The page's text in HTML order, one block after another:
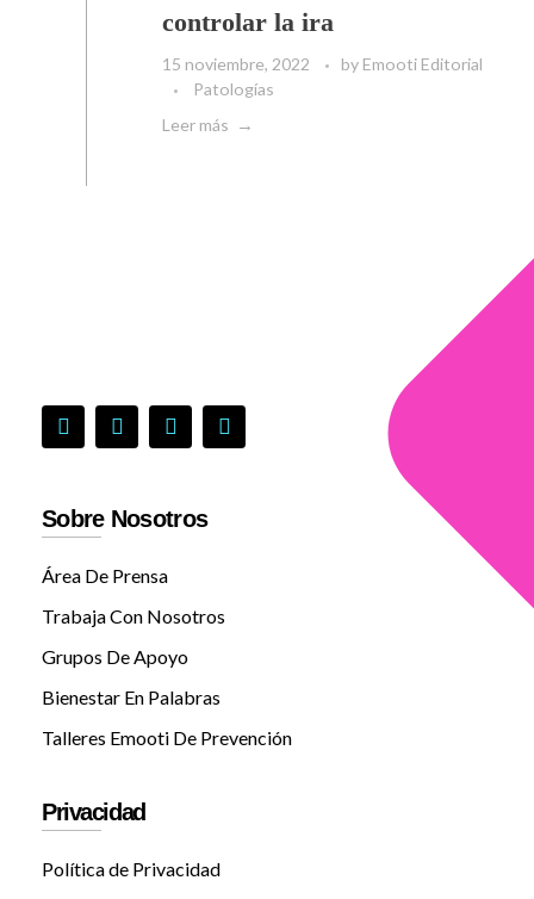
controlar la ira
15 noviembre, 2022 by Emooti Editorial
Patologías
Leer más
Sobre Nosotros
Área De Prensa
Trabaja Con Nosotros
Grupos De Apoyo
Bienestar En Palabras
Talleres Emooti De Prevención
Privacidad
Política de Privacidad